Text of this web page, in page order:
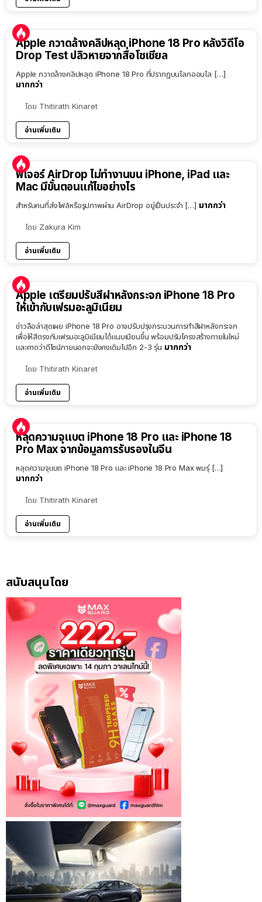
Apple กวาดล้างคลิปหลุด iPhone 18 Pro หลังวิดีโอ
Drop Test ปลิวหายจากสื่อโซเชียล
Apple กวาดล้างคลิปหลุด iPhone 18 Pro ที่ปรากฏบนโลกออนไล […]
มากกว่า
โดย Thitirath Kinaret
อ่านเพิ่มเติม
ฟีเจอร์ AirDrop ไม่ทำงานบน iPhone, iPad และ
Mac มีขั้นตอนแก้ไขอย่างไร
สำหรับคนที่ส่งไฟล์หรือรูปภาพผ่าน AirDrop อยู่เป็นประจำ […] มากกว่า
โดย Zakura Kim
อ่านเพิ่มเติม
Apple เตรียมปรับสีฝาหลังกระจก iPhone 18 Pro
ให้เข้ากับเฟรมอะลูมิเนียม
ข่าวลือล่าสุดเผย iPhone 18 Pro อาจปรับปรุงกระบวนการทำสีฝาหลังกระจก
เพื่อให้สีตรงกับเฟรมอะลูมิเนียมได้แนบเนียนขึ้น พร้อมปรับโครงสร้างภายในใหม่
และคาดว่าดีไซน์ภายนอกจะยังคงเดิมไปอีก 2-3 รุ่น มากกว่า
โดย Thitirath Kinaret
อ่านเพิ่มเติม
หลุดความจุแบต iPhone 18 Pro และ iPhone 18
Pro Max จากข้อมูลการรับรองในจีน
หลุดความจุแบต iPhone 18 Pro และ iPhone 18 Pro Max พบรุ่ […]
มากกว่า
โดย Thitirath Kinaret
อ่านเพิ่มเติม
สนับสนุนโดย